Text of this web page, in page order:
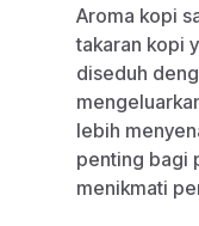
Aroma kopi
takaran kopi
diseduh
lebih
penting bagi
menikmati